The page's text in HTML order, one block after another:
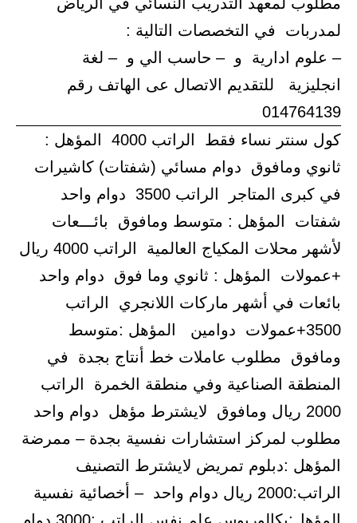
لمدربات في التخصصات التالية :
– علوم ادارية و – حاسب الي و – لغة
انجليزية للتقديم الاتصال عى الهاتف رقم
014764139
كول سنتر نساء فقط الراتب 4000 المؤهل :
ثانوي ومافوق دوام مسائي (شفتات) كاشيرات
في كبرى المتاجر الراتب 3500 دوام واحد
شفتات المؤهل : متوسط ومافوق بائـــعات
لأشهر محلات المكياج العالمية الراتب 4000 ريال
+عمولات المؤهل : ثانوي وما فوق دوام واحد
بائعات في أشهر ماركات اللانجري الراتب
3500+عمولات دوامين المؤهل :متوسط
ومافوق مطلوب عاملات خط أنتاج بجدة في
المنطقة الصناعية وفي منطقة الخمرة الراتب
2000 ريال ومافوق لايشترط مؤهل دوام واحد
مطلوب لمركز استشارات نفسية بجدة – ممرضة
المؤهل :دبلوم تمريض لايشترط التصنيف
الراتب:2000 ريال دوام واحد – أخصائية نفسية